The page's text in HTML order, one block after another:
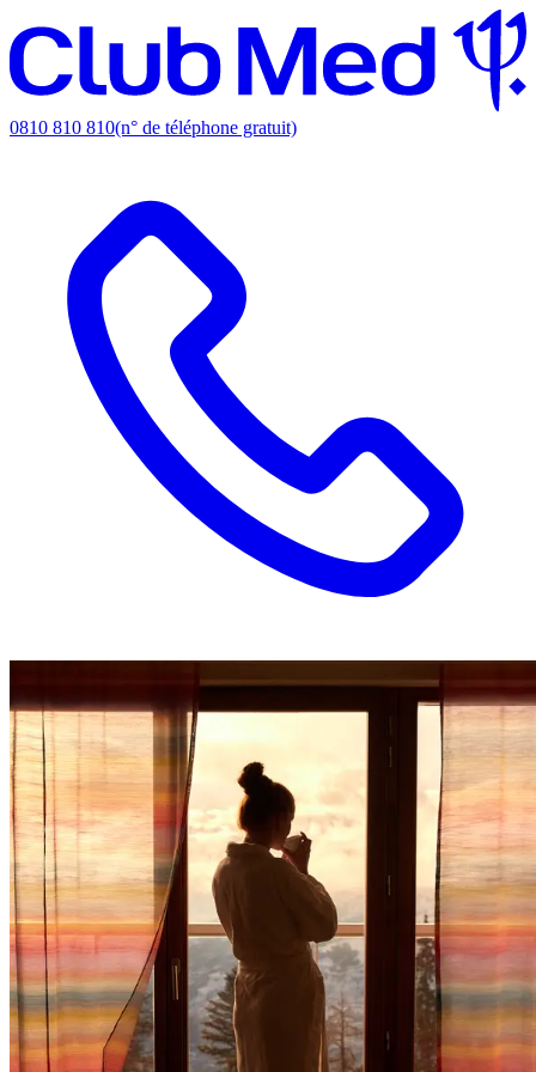
0810 810 810(n° de téléphone gratuit)